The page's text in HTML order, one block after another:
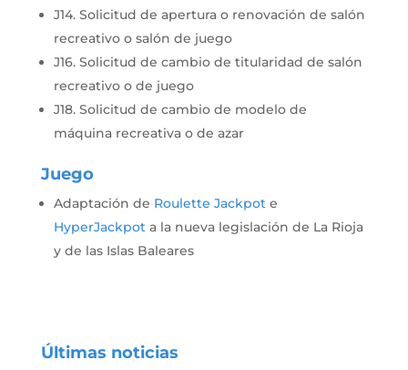
J14. Solicitud de apertura o renovación de salón
recreativo o salón de juego
J16. Solicitud de cambio de titularidad de salón
recreativo o de juego
J18. Solicitud de cambio de modelo de
máquina recreativa o de azar
Juego
Adaptación de Roulette Jackpote
HyperJackpota la nueva legislación de La Rioja
y de las Islas Baleares
Últimas noticias